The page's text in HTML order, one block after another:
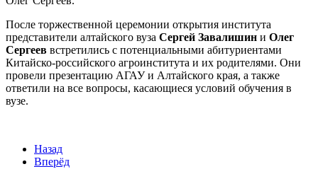
После торжественной церемонии открытия института
представители алтайского вуза Сергей Завалишин и Олег
Сергеев встретились с потенциальными абитуриентами
Китайско-российского агроинститута и их родителями. Они
провели презентацию АГАУ и Алтайского края, а также
ответили на все вопросы, касающиеся условий обучения в
вузе.
Назад
Вперёд